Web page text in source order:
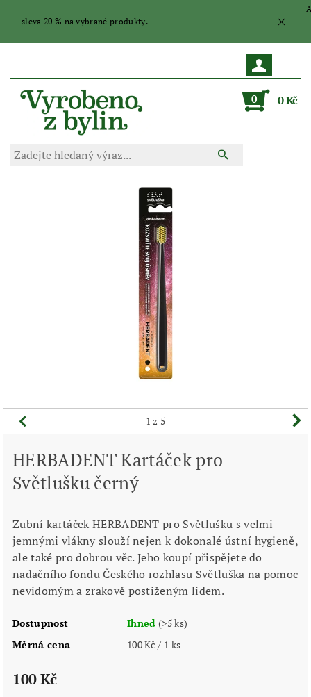
sleva 20 % na vybrané produkty.
0 0 Kč
1 z 5
HERBADENT Kartáček pro
Světlušku černý
Zubní kartáček HERBADENT pro Světlušku s velmi
jemnými vlákny slouží nejen k dokonalé ústní hygieně,
ale také pro dobrou věc. Jeho koupí přispějete do
nadačního fondu Českého rozhlasu Světluška na pomoc
nevidomým a zrakově postiženým lidem.
Dostupnost Ihned(>5 ks)
Měrná cena
100 Kč / 1 ks
100 Kč